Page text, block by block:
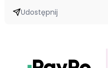
Udostępnij